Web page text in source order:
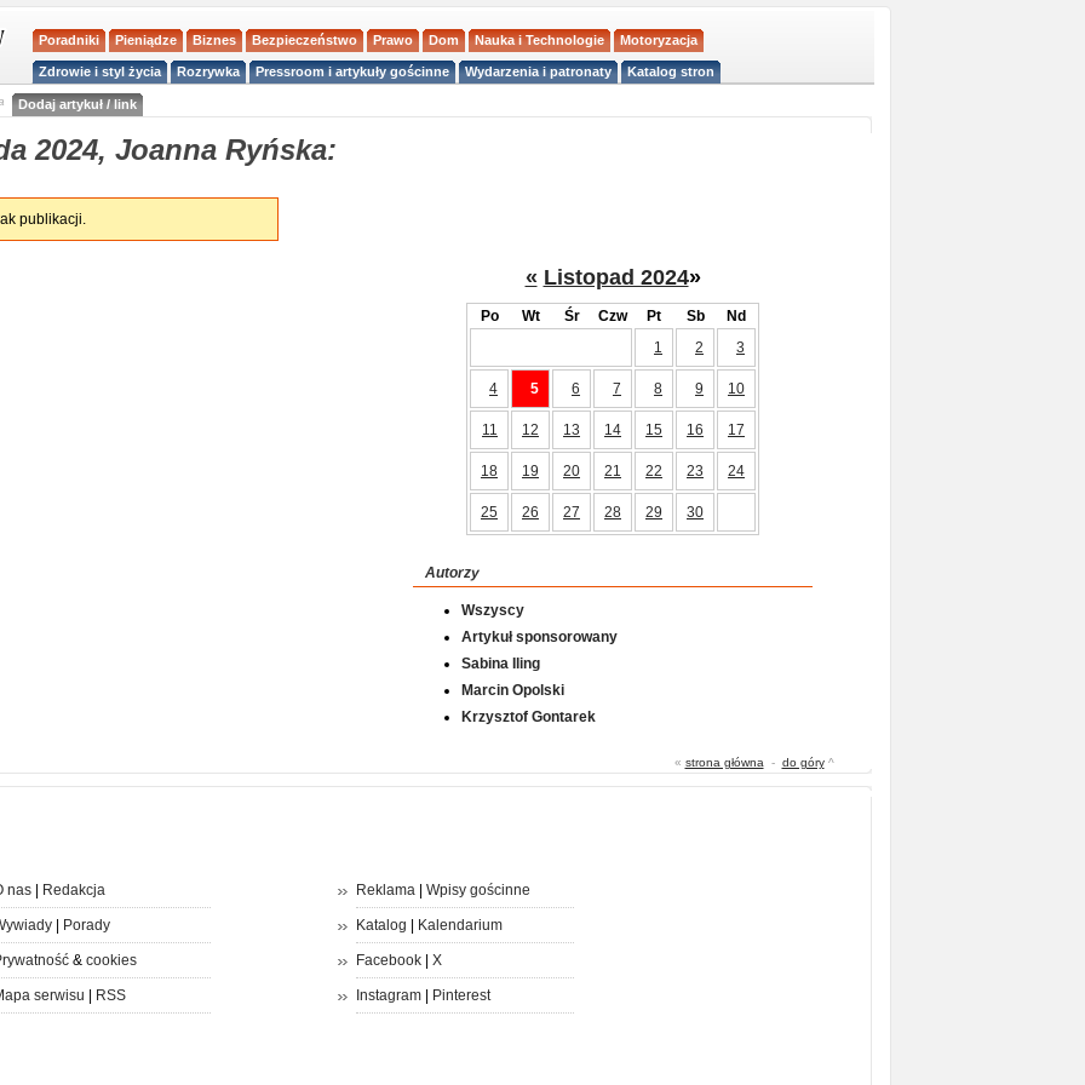
Poradniki Pieniądze Biznes Bezpieczeństwo Prawo Dom Nauka i Technologie Motoryzacja
Zdrowie i styl życia Rozrywka Pressroom i artykuły gościnne Wydarzenia i patronaty Katalog stron
Dodaj artykuł / link
2024, Joanna Ryńska:
publikacji.
« Listopad 2024»
Po Wt Śr Czw Pt Sb
Nd
1
2 3
4 5 6 7 8 9 10
11 12 13 14 15 16 17
18 19 20 21 22 23 24
25 26 27 28 29 30
Autorzy
Wszyscy
Artykuł sponsorowany
Sabina Iling
Marcin Opolski
Krzysztof Gontarek
« strona główna - do góry^
nas| Redakcja
| Porady
& cookies
serwisu RSS
Reklama| Wpisy gościnne
Katalog Kalendarium
Facebook| X
Instagram| Pinterest